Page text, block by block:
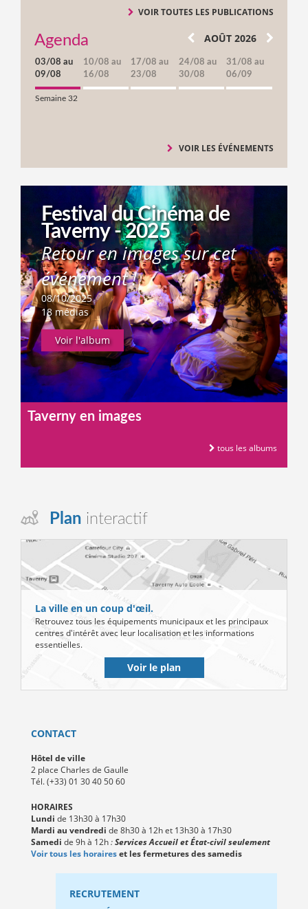
VOIR TOUTES LES PUBLICATIONS
Agenda AOÛT 2026
03/08 au
09/08
Semaine 32
10/08 au
16/08
17/08 au
23/08
24/08 au
30/08
31/08 au
06/09
VOIR LES ÉVÉNEMENTS
Festival du Cinéma de
Taverny - 2025
Retour en images sur cet
événement !
08/10/2025
18 médias
Voir l'album
Taverny en images
tous les albums
Plan interactif
La ville en un coup d'œil.
Retrouvez tous les équipements municipaux et les principaux
centres d'intérêt avec leur localisation et les informations
essentielles.
Voir le plan
CONTACT
Hôtel de ville
2 place Charles de Gaulle
Tél. (+33) 01 30 40 50 60
HORAIRES
Lundi de 13h30 à 17h30
Mardi au vendredi de 8h30 à 12h et 13h30 à 17h30
Samedi de 9h à 12h:Services Accueil et État-civil seulement
Voir tous les horaireset les fermetures des samedis
RECRUTEMENT